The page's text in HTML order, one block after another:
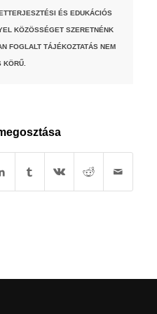
ÉS EDUKÁCIÓS
KÖZÖSSÉGET SZERETNÉNK
FOGLALT TÁJÉKOZTATÁS NEM
KÖRŰ.